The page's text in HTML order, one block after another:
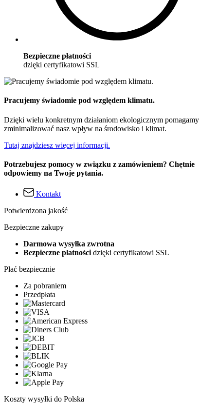
Bezpieczne płatności
dzięki certyfikatowi SSL
Pracujemy świadomie pod względem klimatu.
Dzięki wielu konkretnym działaniom ekologicznym pomagamy
zminimalizować nasz wpływ na środowisko i klimat.
Tutaj znajdziesz więcej informacji.
Potrzebujesz pomocy w związku z zamówieniem? Chętnie
odpowiemy na Twoje pytania.
Kontakt
Potwierdzona jakość
Bezpieczne zakupy
Darmowa wysyłka zwrotna
Bezpieczne płatności dzięki certyfikatowi SSL
Płać bezpiecznie
Za pobraniem
Przedpłata
Koszty wysyłki do Polska